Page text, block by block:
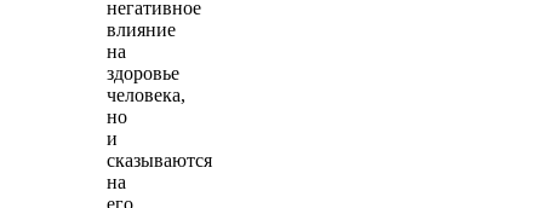
негативное
влияние
на
здоровье
человека,
но
и
сказываются
на
его